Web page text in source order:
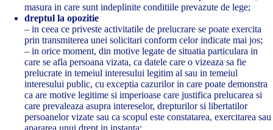
masura in care sunt indeplinite conditiile prevazute de lege;
dreptul la opozitie
– in ceea ce priveste activitatile de prelucrare se poate exercita
prin transmiterea unei solicitari conform celor indicate mai jos;
– in orice moment, din motive legate de situatia particulara in
care se afla persoana vizata, ca datele care o vizeaza sa fie
prelucrate in temeiul interesului legitim al sau in temeiul
interesului public, cu exceptia cazurilor in care poate demonstra
ca are motive legitime si imperioase care justifica prelucarea si
care prevaleaza asupra intereselor, drepturilor si libertatilor
persoanelor vizate sau ca scopul este constatarea, exercitarea sau
apararea unui drept in instanta;